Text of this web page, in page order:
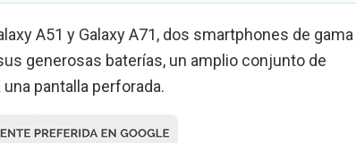
A51 y Galaxy A71, dos smartphones de gama
generosas baterías, un amplio conjunto de
pantalla perforada.